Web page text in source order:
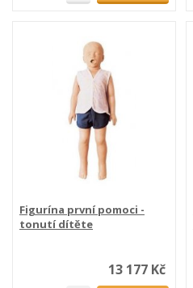
Figurína první pomoci -
tonutí dítěte
13 177 Kč